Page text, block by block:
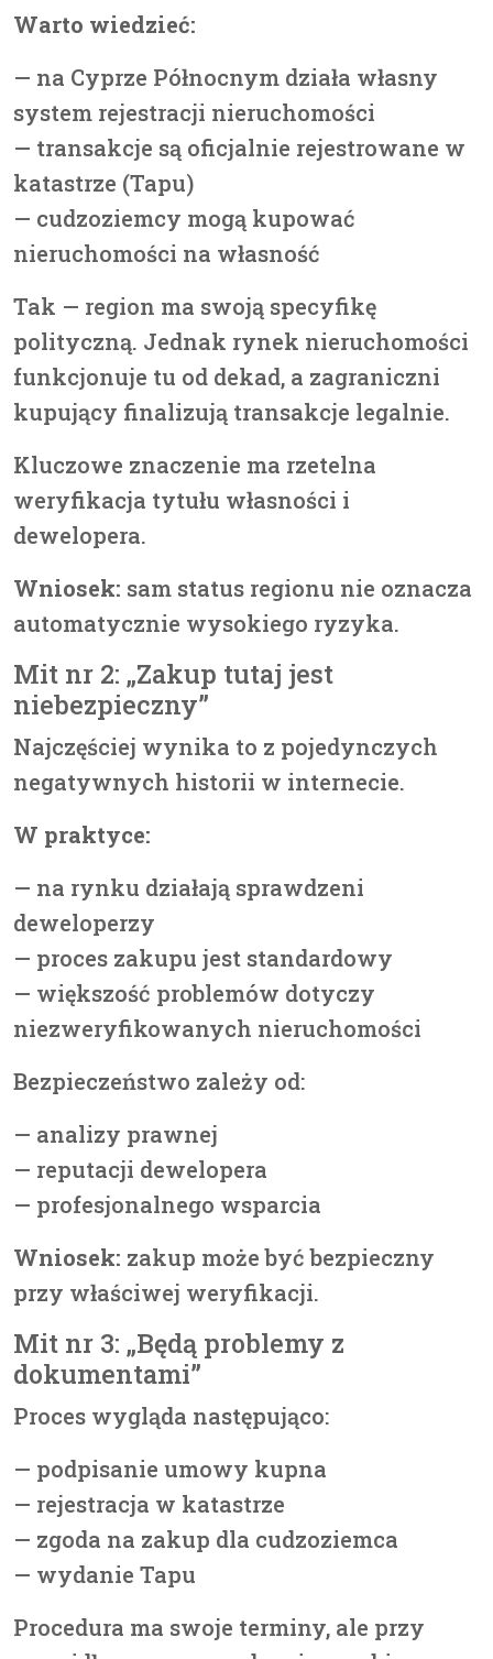
Warto wiedzieć:
— na Cyprze Północnym działa własny
system rejestracji nieruchomości
— transakcje są oficjalnie rejestrowane w
katastrze (Tapu)
— cudzoziemcy mogą kupować
nieruchomości na własność
Tak — region ma swoją specyfikę
polityczną. Jednak rynek nieruchomości
funkcjonuje tu od dekad, a zagraniczni
kupujący finalizują transakcje legalnie.
Kluczowe znaczenie ma rzetelna
weryfikacja tytułu własności i
dewelopera.
Wniosek: sam status regionu nie oznacza
automatycznie wysokiego ryzyka.
Mit nr 2: „Zakup tutaj jest
niebezpieczny”
Najczęściej wynika to z pojedynczych
negatywnych historii w internecie.
W praktyce:
— na rynku działają sprawdzeni
deweloperzy
— proces zakupu jest standardowy
— większość problemów dotyczy
niezweryfikowanych nieruchomości
Bezpieczeństwo zależy od:
— analizy prawnej
— reputacji dewelopera
— profesjonalnego wsparcia
Wniosek: zakup może być bezpieczny
przy właściwej weryfikacji.
Mit nr 3: „Będą problemy z
dokumentami”
Proces wygląda następująco:
— podpisanie umowy kupna
— rejestracja w katastrze
— zgoda na zakup dla cudzoziemca
— wydanie Tapu
Procedura ma swoje terminy, ale przy